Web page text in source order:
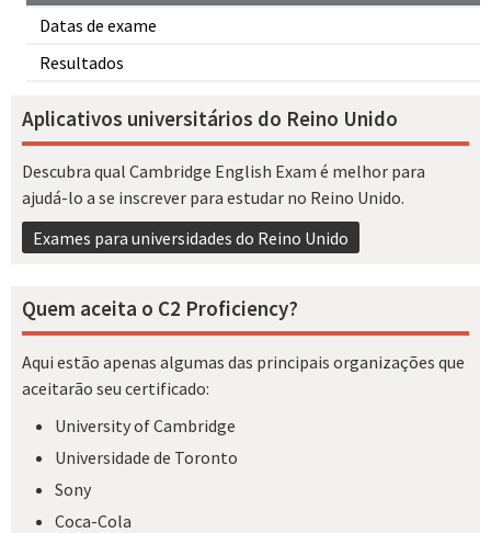
Datas de exame
Resultados
Aplicativos universitários do Reino Unido
Descubra qual Cambridge English Exam é melhor para
ajudá-lo a se inscrever para estudar no Reino Unido.
Exames para universidades do Reino Unido
Quem aceita o C2 Proficiency?
Aqui estão apenas algumas das principais organizações que
aceitarão seu certificado:
University of Cambridge
Universidade de Toronto
Sony
Coca-Cola